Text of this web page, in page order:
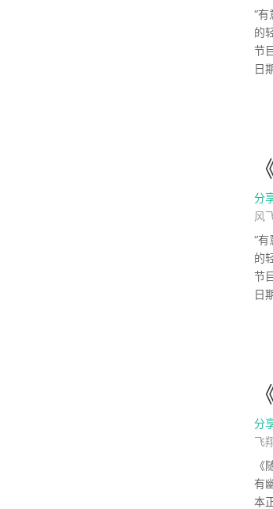
“
的
节
日
分
风
“
的
节
日
分
飞
《
有
本